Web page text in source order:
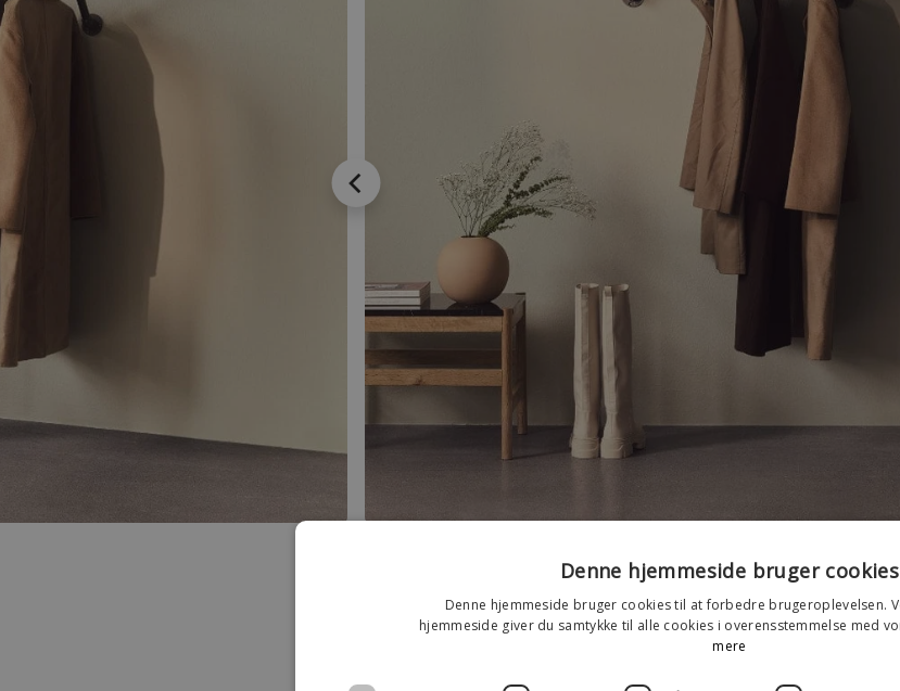
Denne hjemmeside bruger cookies
Denne hjemmeside bruger cookies til at forbedre brugeroplevelsen.
hjemmeside giver du samtykke til alle cookies i overensstemmelse med
mere